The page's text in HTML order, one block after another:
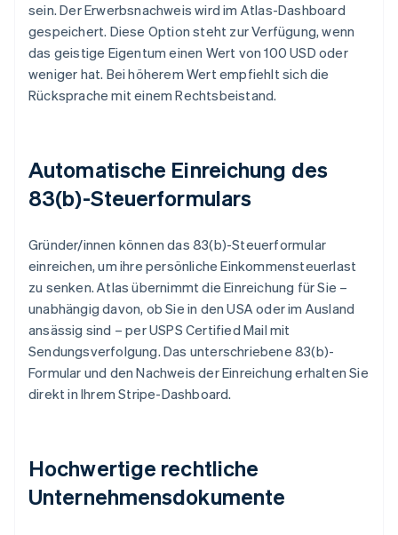
sein. Der Erwerbsnachweis wird im Atlas-Dashboard
gespeichert. Diese Option steht zur Verfügung, wenn
das geistige Eigentum einen Wert von 100 USD oder
weniger hat. Bei höherem Wert empfiehlt sich die
Rücksprache mit einem Rechtsbeistand.
Automatische Einreichung des
83(b)-Steuerformulars
Gründer/innen können das 83(b)-Steuerformular
einreichen, um ihre persönliche Einkommensteuerlast
zu senken. Atlas übernimmt die Einreichung für Sie –
unabhängig davon, ob Sie in den USA oder im Ausland
ansässig sind – per USPS Certified Mail mit
Sendungsverfolgung. Das unterschriebene 83(b)-
Formular und den Nachweis der Einreichung erhalten Sie
direkt in Ihrem Stripe-Dashboard.
Hochwertige rechtliche
Unternehmensdokumente